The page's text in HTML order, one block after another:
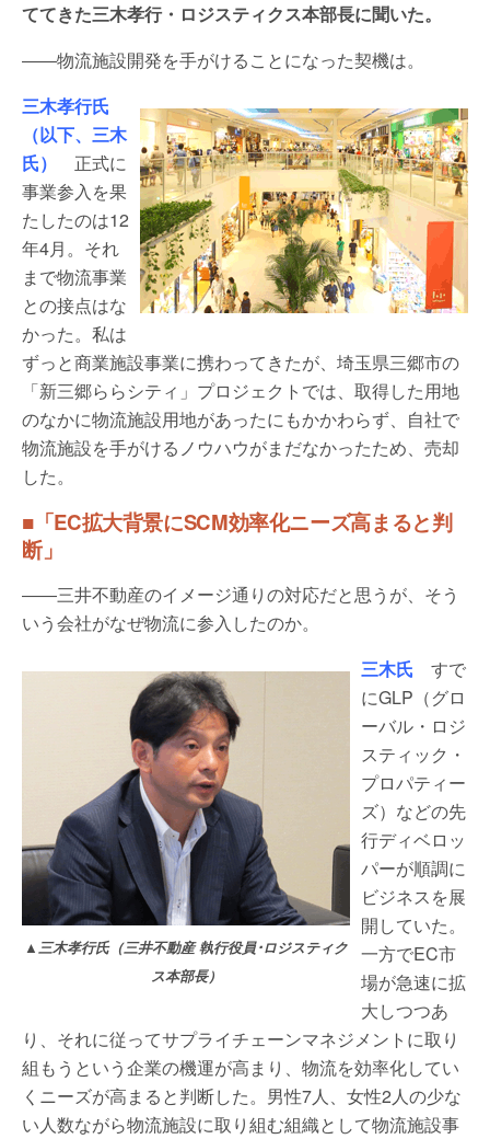
ててきた三木孝行・ロジスティクス本部長に聞いた。
――物流施設開発を手がけることになった契機は。
三木孝行氏
（以下、三木
氏）
正式に
事業参入を果
たしたのは12
年4月。それ
まで物流事業
との接点はな
かった。私は
ずっと商業施設事業に携わってきたが、埼玉県三郷市の
「新三郷ららシティ」プロジェクトでは、取得した用地
のなかに物流施設用地があったにもかかわらず、自社で
物流施設を手がけるノウハウがまだなかったため、売却
した。
■「EC拡大背景にSCM効率化ニーズ高まると判
断」
――三井不動産のイメージ通りの対応だと思うが、そう
いう会社がなぜ物流に参入したのか。
▲三木孝行氏（三井不動産 執行役員･ロジスティク
ス本部長）
三木氏 すで
にGLP（グロ
ーバル・ロジ
スティック・
プロパティー
ズ）などの先
行ディベロッ
パーが順調に
ビジネスを展
開していた。
一方でEC市
場が急速に拡
大しつつあ
り、それに従ってサプライチェーンマネジメントに取り
組もうという企業の機運が高まり、物流を効率化してい
くニーズが高まると判断した。男性7人、女性2人の少な
い人数ながら物流施設に取り組む組織として物流施設事